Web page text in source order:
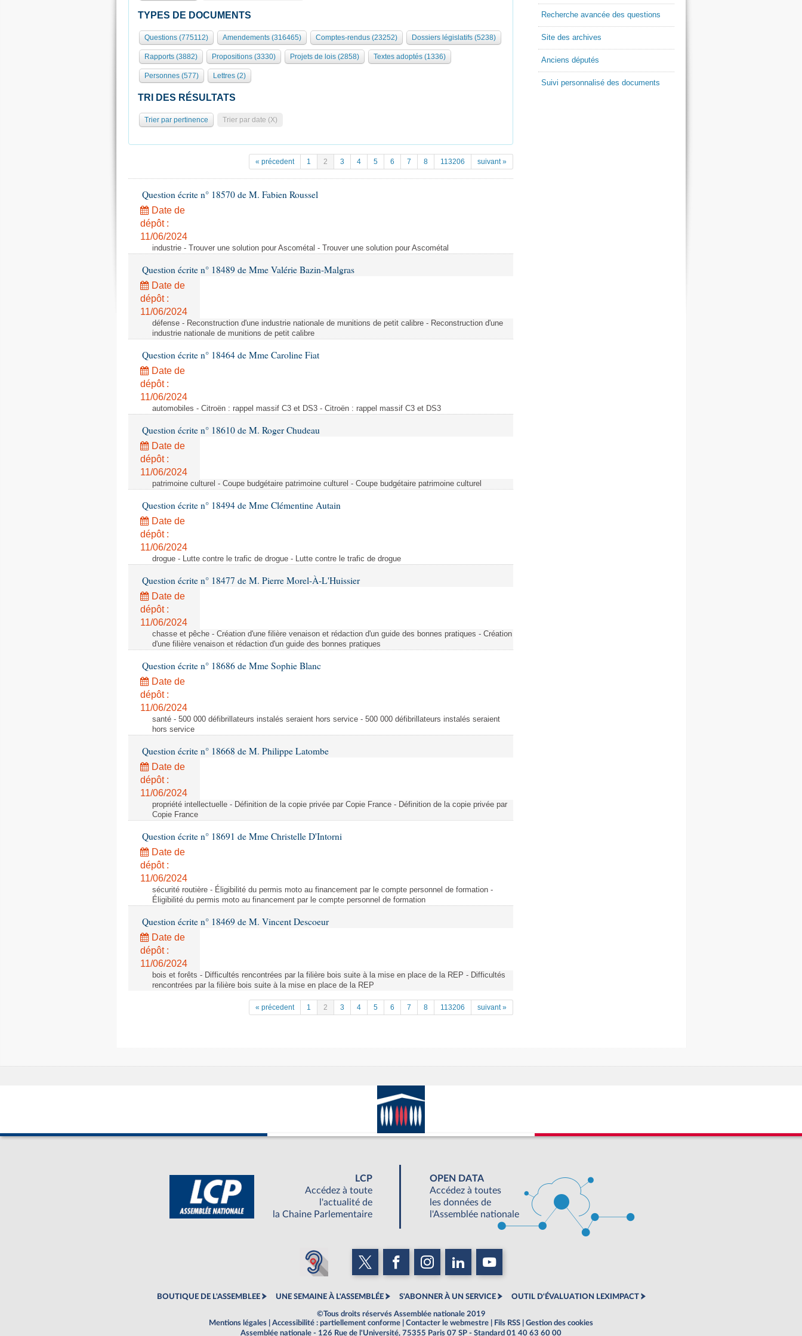
TYPES DE DOCUMENTS
Questions (775112) Amendements (316465) Comptes-rendus (23252) Dossiers législatifs (5238)
Rapports (3882) Propositions (3330) Projets de lois (2858) Textes adoptés (1336)
Personnes (577) Lettres (2)
TRI DES RÉSULTATS
Trier par pertinence Trier par date (X)
« précedent 1 2 3 4 5 6 7 8 113206 suivant »
Question écrite n° 18570 de M. Fabien Roussel
Date de
dépôt :
11/06/2024
industrie - Trouver une solution pour Ascométal - Trouver une solution pour Ascométal
Question écrite n° 18489 de Mme Valérie Bazin-Malgras
Date de
dépôt :
11/06/2024
défense - Reconstruction d'une industrie nationale de munitions de petit calibre - Reconstruction d'une
industrie nationale de munitions de petit calibre
Question écrite n° 18464 de Mme Caroline Fiat
Date de
dépôt :
11/06/2024
automobiles - Citroën : rappel massif C3 et DS3 - Citroën : rappel massif C3 et DS3
Question écrite n° 18610 de M. Roger Chudeau
Date de
dépôt :
11/06/2024
patrimoine culturel - Coupe budgétaire patrimoine culturel - Coupe budgétaire patrimoine culturel
Question écrite n° 18494 de Mme Clémentine Autain
Date de
dépôt :
11/06/2024
drogue - Lutte contre le trafic de drogue - Lutte contre le trafic de drogue
Question écrite n° 18477 de M. Pierre Morel-À-L'Huissier
Date de
dépôt :
11/06/2024
chasse et pêche - Création d'une filière venaison et rédaction d'un guide des bonnes pratiques - Création
d'une filière venaison et rédaction d'un guide des bonnes pratiques
Question écrite n° 18686 de Mme Sophie Blanc
Date de
dépôt :
11/06/2024
santé - 500 000 défibrillateurs instalés seraient hors service - 500 000 défibrillateurs instalés seraient
hors service
Question écrite n° 18668 de M. Philippe Latombe
Date de
dépôt :
11/06/2024
propriété intellectuelle - Définition de la copie privée par Copie France - Définition de la copie privée par
Copie France
Question écrite n° 18691 de Mme Christelle D'Intorni
Date de
dépôt :
11/06/2024
sécurité routière - Éligibilité du permis moto au financement par le compte personnel de formation -
Éligibilité du permis moto au financement par le compte personnel de formation
Question écrite n° 18469 de M. Vincent Descoeur
Date de
dépôt :
11/06/2024
bois et forêts - Difficultés rencontrées par la filière bois suite à la mise en place de la REP - Difficultés
rencontrées par la filière bois suite à la mise en place de la REP
« précedent 1 2 3 4 5 6 7 8 113206 suivant »
Recherche avancée des questions
Site des archives
Anciens députés
Suivi personnalisé des documents
LCP
Accédez à toute
l'actualité de
la Chaine Parlementaire
OPEN DATA
Accédez à toutes
les données de
l'Assemblée nationale
BOUTIQUE DE L'ASSEMBLEE UNE SEMAINE À L'ASSEMBLÉE S'ABONNER À UN SERVICE OUTIL D'ÉVALUATION LEXIMPACT
©Tous droits réservés Assemblée nationale 2019
Mentions légales
Accessibilité : partiellement conforme Contacter le webmestre Fils RSS
Gestion des cookies
Assemblée nationale - 126 Rue de l'Université, 75355 Paris 07 SP - Standard 01 40 63 60 00